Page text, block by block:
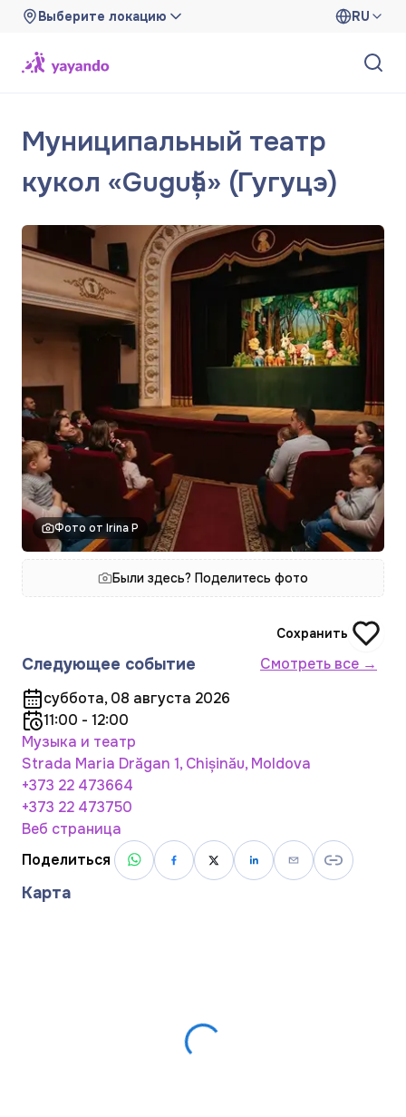
Выберите локацию RU
Муниципальный театр
кукол «Guguță» (Гугуцэ)
Фото от Irina P
Были здесь? Поделитесь фото
Сохранить
Следующее событие
Смотреть все →
суббота, 08 августа 2026
11:00 - 12:00
Музыка и театр
Strada Maria Drăgan 1, Chișinău, Moldova
+373 22 473664
+373 22 473750
Веб страница
Поделиться
Карта